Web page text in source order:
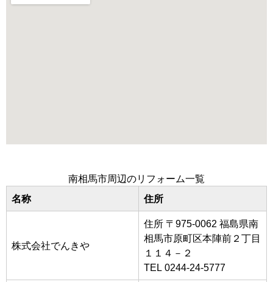
南相馬市周辺のリフォーム一覧
名称 住所
株式会社でんきや
住所 〒975-0062 福島県南
相馬市原町区本陣前２丁目
１１４－２
TEL 0244-24-5777